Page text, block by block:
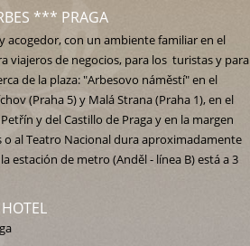
*** PRAGA
acogedor, con un ambiente familiar en el
viajeros de negocios, para los turistas y para
de la plaza: "Arbesovo náměstí" en el
(Praha 5) y Malá Strana (Praha 1), en el
y del Castillo de Praga y en la margen
o al Teatro Nacional dura aproximadamente
estación de metro (Anděl - línea B) está a 3